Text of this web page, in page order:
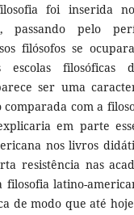
foi inserida
passando pelo
filósofos se
escolas filosóficas
ser uma
com a
em parte
nos livros
resistência nas
latino-
de modo que até